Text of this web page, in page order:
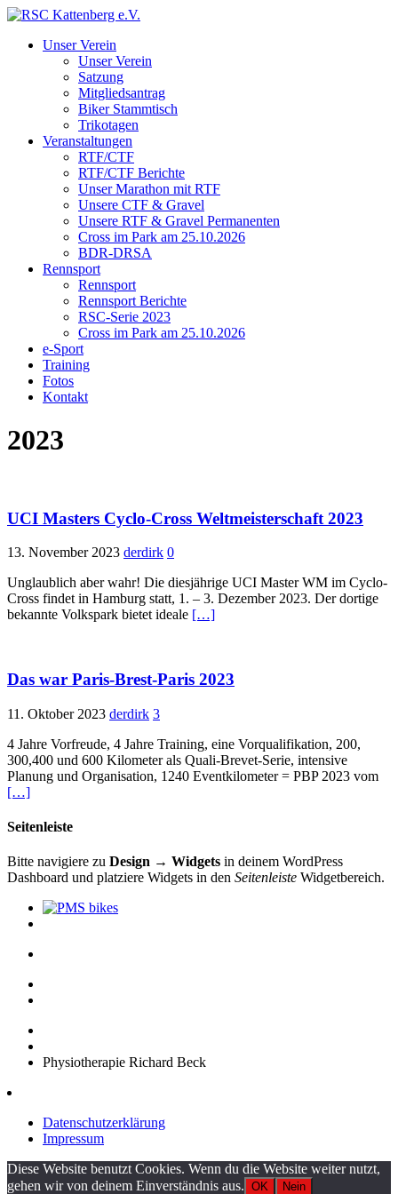
Unser Verein
Unser Verein
Satzung
Mitgliedsantrag
Biker Stammtisch
Trikotagen
Veranstaltungen
RTF/CTF
RTF/CTF Berichte
Unser Marathon mit RTF
Unsere CTF & Gravel
Unsere RTF & Gravel Permanenten
Cross im Park am 25.10.2026
BDR-DRSA
Rennsport
Rennsport
Rennsport Berichte
RSC-Serie 2023
Cross im Park am 25.10.2026
e-Sport
Training
Fotos
Kontakt
2023
UCI Masters Cyclo-Cross Weltmeisterschaft 2023
13. November 2023 derdirk 0
Unglaublich aber wahr! Die diesjährige UCI Master WM im Cyclo-
Cross findet in Hamburg statt, 1. – 3. Dezember 2023. Der dortige
bekannte Volkspark bietet ideale […]
Das war Paris-Brest-Paris 2023
11. Oktober 2023 derdirk 3
4 Jahre Vorfreude, 4 Jahre Training, eine Vorqualifikation, 200,
300,400 und 600 Kilometer als Quali-Brevet-Serie, intensive
Planung und Organisation, 1240 Eventkilometer = PBP 2023 vom
[…]
Seitenleiste
Bitte navigiere zu Design → Widgets in deinem WordPress
Dashboard und platziere Widgets in den Seitenleiste Widgetbereich.
Physiotherapie Richard Beck
Datenschutzerklärung
Impressum
Diese Website benutzt Cookies. Wenn du die Website weiter nutzt,
gehen wir von deinem Einverständnis aus. OK Nein